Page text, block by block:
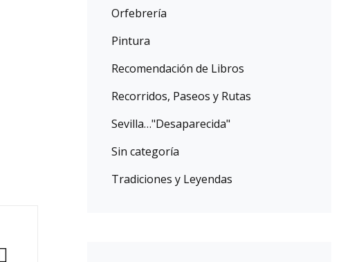
Orfebrería
Pintura
Recomendación de Libros
Recorridos, Paseos y Rutas
Sevilla…"Desaparecida"
Sin categoría
Tradiciones y Leyendas